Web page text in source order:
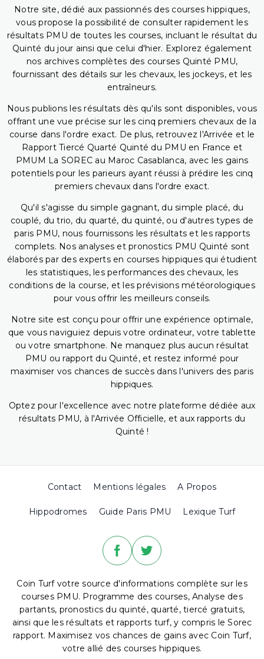
Notre site, dédié aux passionnés des courses hippiques,
vous propose la possibilité de consulter rapidement les
résultats PMU de toutes les courses, incluant le résultat du
Quinté du jour ainsi que celui d'hier. Explorez également
nos archives complètes des courses Quinté PMU,
fournissant des détails sur les chevaux, les jockeys, et les
entraîneurs.
Nous publions les résultats dès qu'ils sont disponibles, vous
offrant une vue précise sur les cinq premiers chevaux de la
course dans l'ordre exact. De plus, retrouvez l'Arrivée et le
Rapport Tiercé Quarté Quinté du PMU en France et
PMUM La SOREC au Maroc Casablanca, avec les gains
potentiels pour les parieurs ayant réussi à prédire les cinq
premiers chevaux dans l'ordre exact.
Qu'il s'agisse du simple gagnant, du simple placé, du
couplé, du trio, du quarté, du quinté, ou d'autres types de
paris PMU, nous fournissons les résultats et les rapports
complets. Nos analyses et pronostics PMU Quinté sont
élaborés par des experts en courses hippiques qui étudient
les statistiques, les performances des chevaux, les
conditions de la course, et les prévisions météorologiques
pour vous offrir les meilleurs conseils.
Notre site est conçu pour offrir une expérience optimale,
que vous naviguiez depuis votre ordinateur, votre tablette
ou votre smartphone. Ne manquez plus aucun résultat
PMU ou rapport du Quinté, et restez informé pour
maximiser vos chances de succès dans l'univers des paris
hippiques.
Optez pour l'excellence avec notre plateforme dédiée aux
résultats PMU, à l'Arrivée Officielle, et aux rapports du
Quinté !
Contact Mentions légales A Propos
Hippodromes Guide Paris PMU Lexique Turf
Coin Turf votre source d'informations complète sur les
courses PMU. Programme des courses, Analyse des
partants, pronostics du quinté, quarté, tiercé gratuits,
ainsi que les résultats et rapports turf, y compris le Sorec
rapport. Maximisez vos chances de gains avec Coin Turf,
votre allié des courses hippiques.